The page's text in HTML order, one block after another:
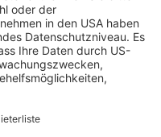
Reporting
und steht somit
„Quick Fix“.
unter www.drsc.de